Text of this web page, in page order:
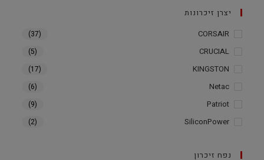
יצרן זיכרונות
CORSAIR
(37)
CRUCIAL
(5)
KINGSTON
(17)
Netac
(6)
Patriot
(9)
SiliconPower
(2)
נפח זיכרון